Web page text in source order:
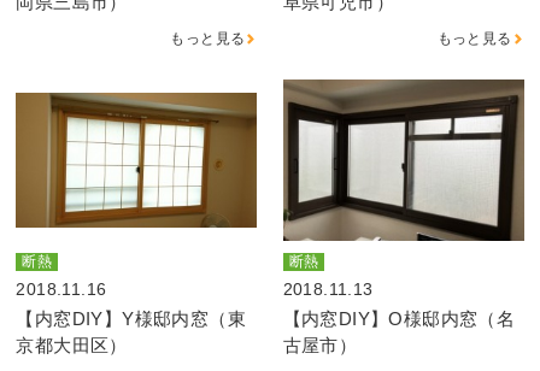
もっと見る もっと見る
断熱
2018.11.16
【内窓DIY】Y様邸内窓（東
京都大田区）
断熱
2018.11.13
【内窓DIY】O様邸内窓（名
古屋市）